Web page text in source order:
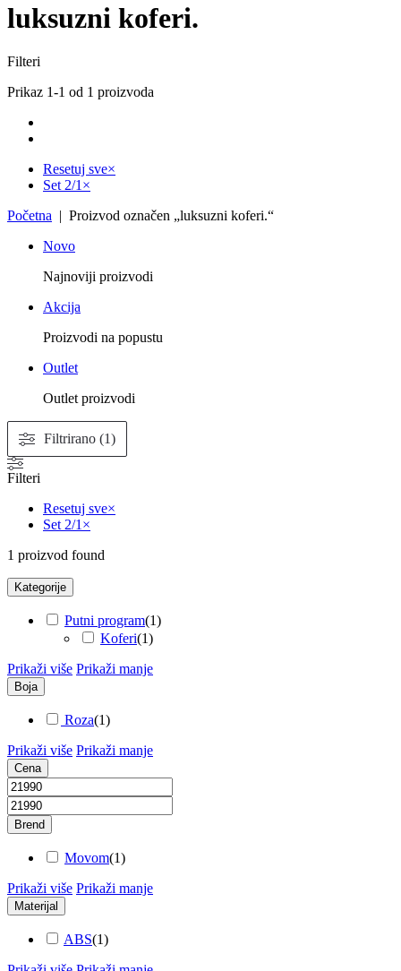
luksuzni koferi.
Filteri
Prikaz 1-1 od 1 proizvoda
Resetuj sve×
Set 2/1 ×
Početna | Proizvod označen „luksuzni koferi.“
Novo
Najnoviji proizvodi
Akcija
Proizvodi na popustu
Outlet
Outlet proizvodi
Filtrirano (1)
Filteri
Resetuj sve×
Set 2/1 ×
1 proizvod found
Kategorije
Putni program(1)
Koferi(1)
Prikaži više Prikaži manje
Boja
Roza(1)
Prikaži više Prikaži manje
Cena
Brend
Movom(1)
Prikaži više Prikaži manje
Materijal
ABS(1)